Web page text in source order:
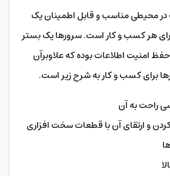
در محیطی مناسب و قابل اطمینان یک
هر کسب و کار است. سرورها یک بستر
امنیت اطلاعات بوده که علاوبرآن
برای کسب و کار به شرح زیر است.
راحت به آن
و ارتقای آن با قطعات سخت افزاری